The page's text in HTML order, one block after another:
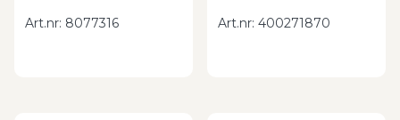
Art.nr: 8077316 Art.nr: 400271870